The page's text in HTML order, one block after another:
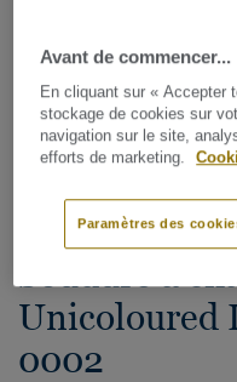
Soudure à
Unicoloured
0002
Avant de commencer...
En cliquant sur « Accepter
stockage de cookies sur
navigation sur le site,
efforts de marketing.
Paramètres des